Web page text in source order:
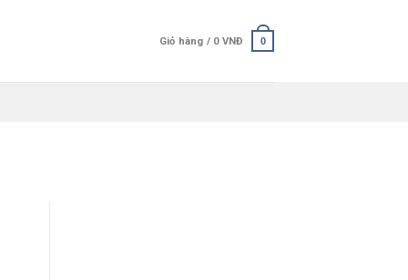
Giỏ hàng / 0 VNĐ 0